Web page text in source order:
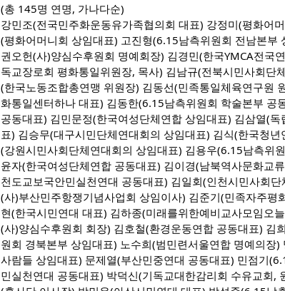
(총 145명 연명, 가나다순)
강민조(전국민주화운동유가족협의회 대표) 강정미(평화어
(평화어머니회 상임대표) 고진형(6.15남측위원회 전남본
권오헌(사)양심수후원회 명예회장) 김경민(한국YMCA전국
독교장로회 평화통일위원장, 목사) 김남규(전북시민사회
(한국노동조합총연맹 위원장) 김동선(민족통일체육연구원
화통일센터하나 대표) 김동한(6.15남측위원회 학술본부
공동대표) 김민문정(한국여성단체연합 상임대표) 김삼열(
표) 김승무(대구시민단체연대회의 상임대표) 김식(한국청
(강원시민사회단체연대회의 상임대표) 김용우(6.15남측위
윤자(한국여성단체연합 공동대표) 김이경(남북역사문화교
천도교보국안민실천연대 공동대표) 김일회(인천시민사회
(사)부산민주항쟁기념사업회 상임이사) 김준기(민족자주
현(한국시민연대 대표) 김하종(미래를위한예비교사모임오
(사)양심수후원회 회장) 김호철(환경운동연합 공동대표)
원회 경북본부 상임대표) 노수희(범민련서울연합 명예의
사람들 상임대표) 문제열(부산민중연대 공동대표) 민점기
민실천연대 공동대표) 박덕신(기독교대한감리회 수유교회